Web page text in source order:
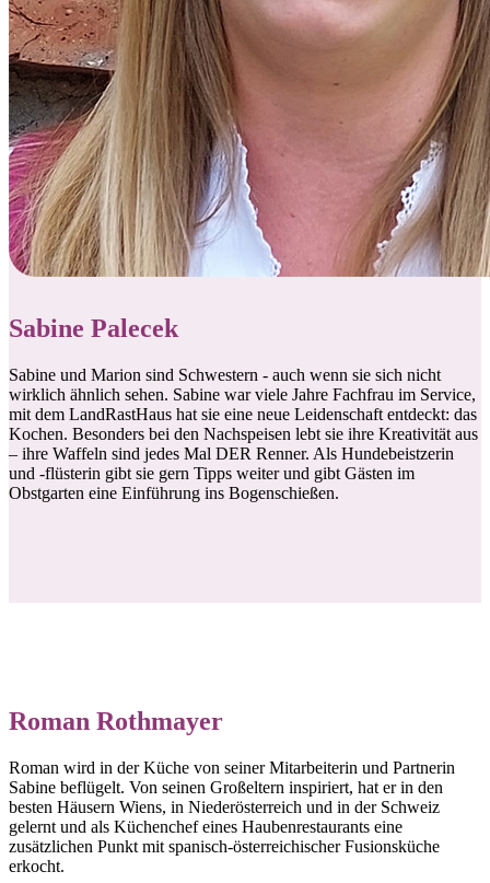
Sabine Palecek
Sabine und Marion sind Schwestern - auch wenn sie sich nicht
wirklich ähnlich sehen. Sabine war viele Jahre Fachfrau im Service,
mit dem LandRastHaus hat sie eine neue Leidenschaft entdeckt: das
Kochen. Besonders bei den Nachspeisen lebt sie ihre Kreativität aus
– ihre Waffeln sind jedes Mal DER Renner. Als Hundebeistzerin
und -flüsterin gibt sie gern Tipps weiter und gibt Gästen im
Obstgarten eine Einführung ins Bogenschießen.
Roman Rothmayer
Roman wird in der Küche von seiner Mitarbeiterin und Partnerin
Sabine beflügelt. Von seinen Großeltern inspiriert, hat er in den
besten Häusern Wiens, in Niederösterreich und in der Schweiz
gelernt und als Küchenchef eines Haubenrestaurants eine
zusätzlichen Punkt mit spanisch-österreichischer Fusionsküche
erkocht.